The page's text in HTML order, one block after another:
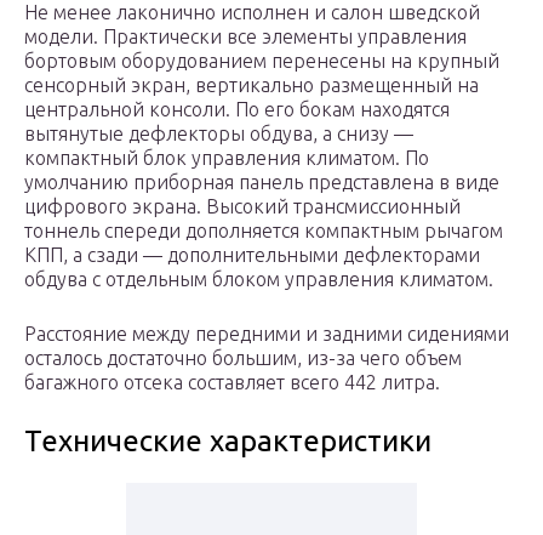
Не менее лаконично исполнен и салон шведской
модели. Практически все элементы управления
бортовым оборудованием перенесены на крупный
сенсорный экран, вертикально размещенный на
центральной консоли. По его бокам находятся
вытянутые дефлекторы обдува, а снизу —
компактный блок управления климатом. По
умолчанию приборная панель представлена в виде
цифрового экрана. Высокий трансмиссионный
тоннель спереди дополняется компактным рычагом
КПП, а сзади — дополнительными дефлекторами
обдува с отдельным блоком управления климатом.
Расстояние между передними и задними сидениями
осталось достаточно большим, из-за чего объем
багажного отсека составляет всего 442 литра.
Технические характеристики